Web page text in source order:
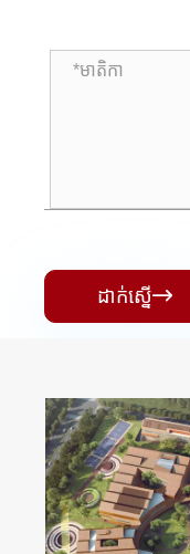
ដាក់ស្នើ